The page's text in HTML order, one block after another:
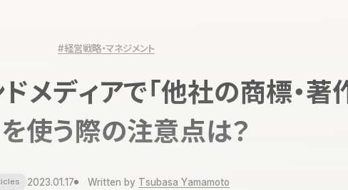
#経営戦略・マネジメント
メディアで「他社の商標・著
を使う際の注意点は？
2023.01.17 Written by Tsubasa Yamamoto